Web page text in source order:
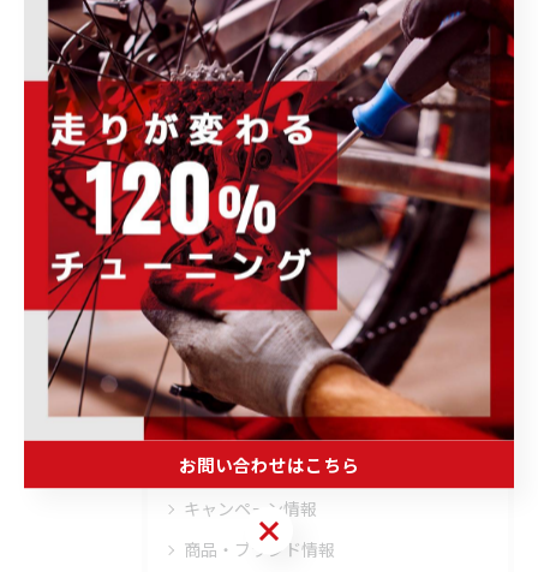
カテゴリー Categories
全てのカテゴリー
ロードバイク
メンテナンス
フィッティング
オーバーホール
トレーニング
ブログ
その他のお知らせ
イベント情報
キャンペーン情報
商品・ブランド情報
お問い合わせはこちら
お問い合わせはこちら